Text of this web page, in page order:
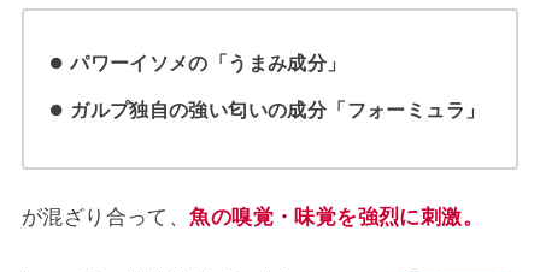
パワーイソメの「うまみ成分」
ガルプ独自の強い匂いの成分「フォーミュラ」
が混ざり合って、魚の嗅覚・味覚を強烈に刺激。